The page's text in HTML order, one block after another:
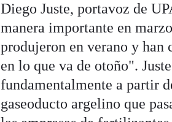
Diego Juste, portavoz de
manera importante en
produjeron en verano y han
en lo que va de otoño".
fundamentalmente a partir
gaseoducto argelino que